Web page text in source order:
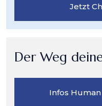
Jetzt
Der Weg
Infos